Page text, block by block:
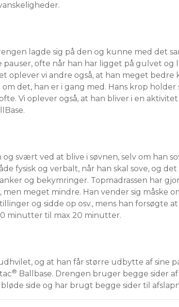
lagde sig på den og kunne med det
ofte når han har ligget på gulvet og
oplever vi andre også, at han meget bedre
det, han er i gang med. Hans krop holder
Vi oplever også, at han bliver i en
svært ved at blive i søvnen, selv om han
fysisk og verbalt, når han skal sove, og
og bekymringer. Topmadrassen har
meget mindre. Han vender sig måske
og sidde op osv., mens han forsøgte at
og at han får større udbytte af sine
® Ballbase. Drengen bruger begge sider af